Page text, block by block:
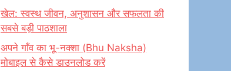
खेल: स्वस्थ जीवन, अनुशासन और सफलता की
सबसे बड़ी पाठशाला
अपने गाँव का भू-नक्शा (Bhu Naksha)
मोबाइल से कैसे डाउनलोड करें